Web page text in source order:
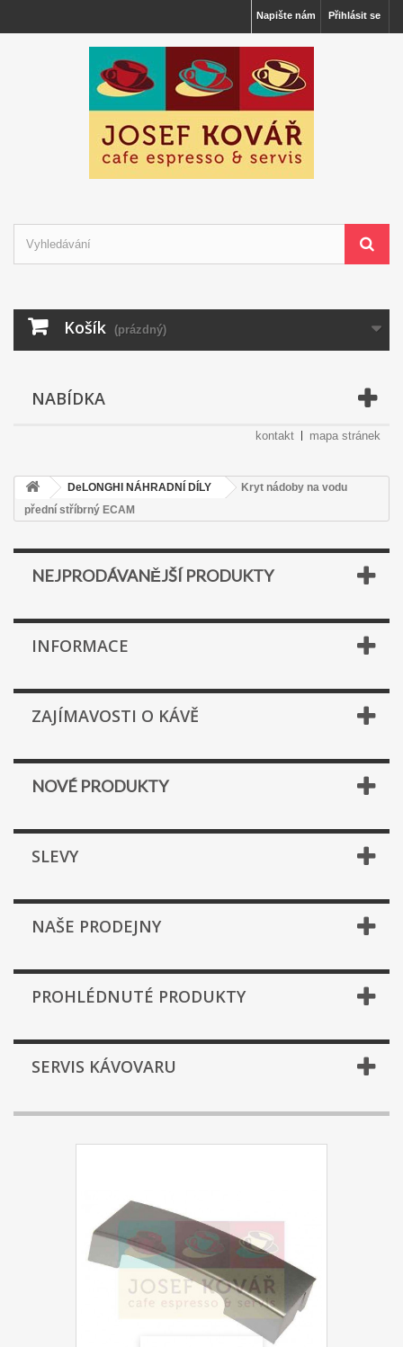
Přihlásit se
Napište nám
Košík (prázdný)
NABÍDKA
kontakt mapa stránek
DeLONGHI NÁHRADNÍ DÍLY
Kryt nádoby na vodu
přední stříbrný ECAM
NEJPRODÁVANĚJŠÍ PRODUKTY
INFORMACE
ZAJÍMAVOSTI O KÁVĚ
NOVÉ PRODUKTY
SLEVY
NAŠE PRODEJNY
PROHLÉDNUTÉ PRODUKTY
SERVIS KÁVOVARU